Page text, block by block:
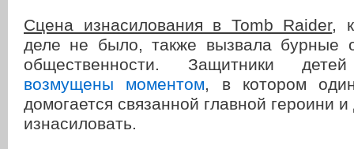
Сцена изнасилования в Tomb Raider,
деле не было, также вызвала бурные
общественности. Защитники детей
возмущены моментом, в котором
домогается связанной главной героини
изнасиловать.